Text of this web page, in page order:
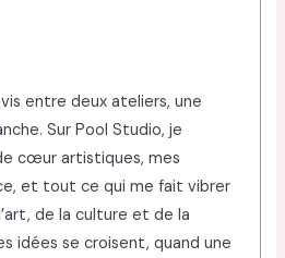
entre deux ateliers, une
Sur Pool Studio, je
cœur artistiques, mes
et tout ce qui me fait vibrer
de la culture et de la
idées se croisent, quand une